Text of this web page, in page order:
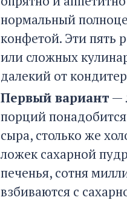
нормальный
конфетой. Эти пять
или сложных
далекий от
Первый вариант —
порций
сыра, столько же
ложек сахарной
печенья, сотня
взбиваются с